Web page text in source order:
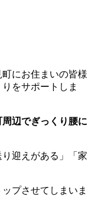
にお住まいの皆様
をサポートしま
辺でぎっくり腰に
り迎えがある」「家
プさせてしまいま